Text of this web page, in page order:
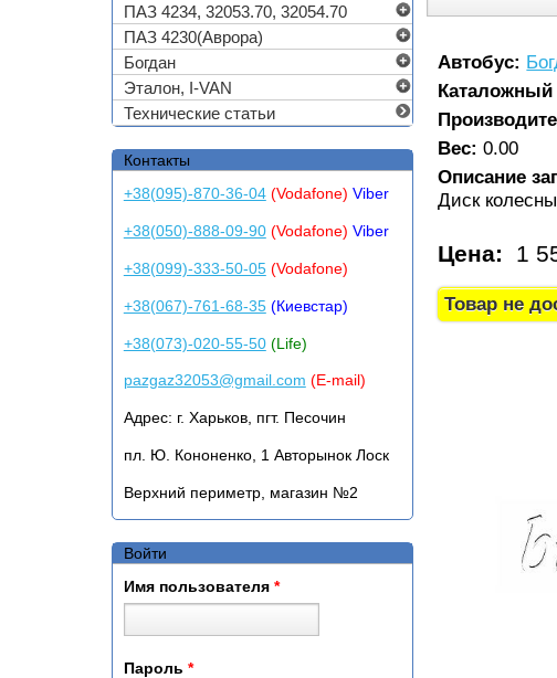
Автобус:
Вес:0.00
Описание
Диск
Цена: 1
ПАЗ 4234, 32053.70, 32054.70
ПАЗ 4230(Аврора)
Богдан
Эталон, I-VAN
Технические статьи
Контакты
+38(095)-870-36-04(Vodafone) Viber
+38(050)-888-09-90(Vodafone) Viber
+38(099)-333-50-05(Vodafone)
+38(067)-761-68-35(Киевстар)
+38(073)-020-55-50(Life)
pazgaz32053@gmail.com (E-mail)
Адрес: г. Харьков, пгт. Песочин
пл. Ю. Кононенко, 1 Авторынок Лоск
Верхний периметр, магазин №2
Войти
Имя пользователя *
Пароль *